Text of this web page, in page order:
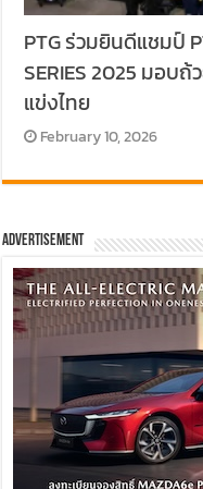
PTG ร่วมยินดีแชมป์
SERIES 2025 มอบ
แข่งไทย
February 10, 2026
Advertisement